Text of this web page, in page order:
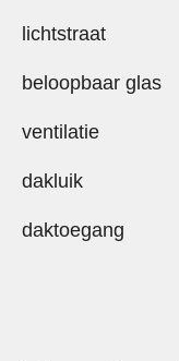
lichtstraat
beloopbaar glas
ventilatie
dakluik
daktoegang